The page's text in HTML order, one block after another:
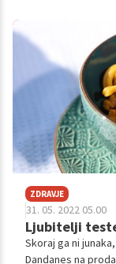
a vendarle se
želite ohraniti
spodnjih živil v
ZDRAVJE
31. 05. 2022 05.00
Ljubitelji
Skoraj ga ni
Dandanes na